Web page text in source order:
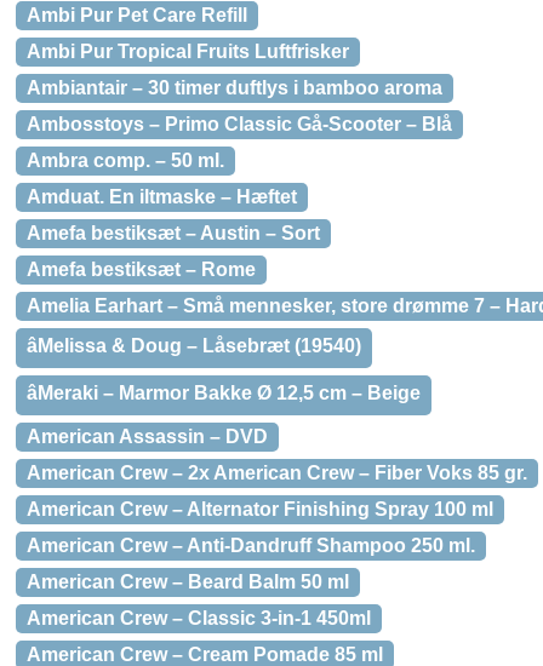
Ambi Pur Pet Care Refill
Ambi Pur Tropical Fruits Luftfrisker
Ambiantair – 30 timer duftlys i bamboo aroma
Ambosstoys – Primo Classic Gå-Scooter – Blå
Ambra comp. – 50 ml.
Amduat. En iltmaske – Hæftet
Amefa bestiksæt – Austin – Sort
Amefa bestiksæt – Rome
Amelia Earhart – Små mennesker, store drømme 7 –
âMelissa & Doug – Låsebræt (19540)
âMeraki – Marmor Bakke Ø 12,5 cm – Beige
American Assassin – DVD
American Crew – 2x American Crew – Fiber Voks 85 gr.
American Crew – Alternator Finishing Spray 100 ml
American Crew – Anti-Dandruff Shampoo 250 ml.
American Crew – Beard Balm 50 ml
American Crew – Classic 3-in-1 450ml
American Crew – Cream Pomade 85 ml